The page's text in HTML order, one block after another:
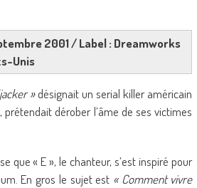
2001 / Label : Dreamworks
Unis
»désignait un serial killer américain
dérober l’âme de ses victimes
que « E », le chanteur, s’est inspiré pour
En gros le sujet est « Comment vivre